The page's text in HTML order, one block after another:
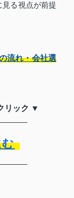
る視点が前提
流れ・会社選
リック ▼